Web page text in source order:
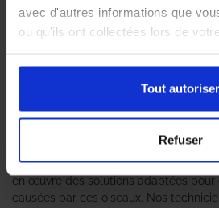
avec d'autres informations que
ou qu'ils ont collectées lors de
Tout autoriser
Refuser
Nous avons
À Versailles, la présence de pigeons
un véritable fléau pour les habitants
aider à résoudre ce problème de
Grâce à notre expertise en gestion
en œuvre des solutions adaptées pour
causées par ces oiseaux. Nos